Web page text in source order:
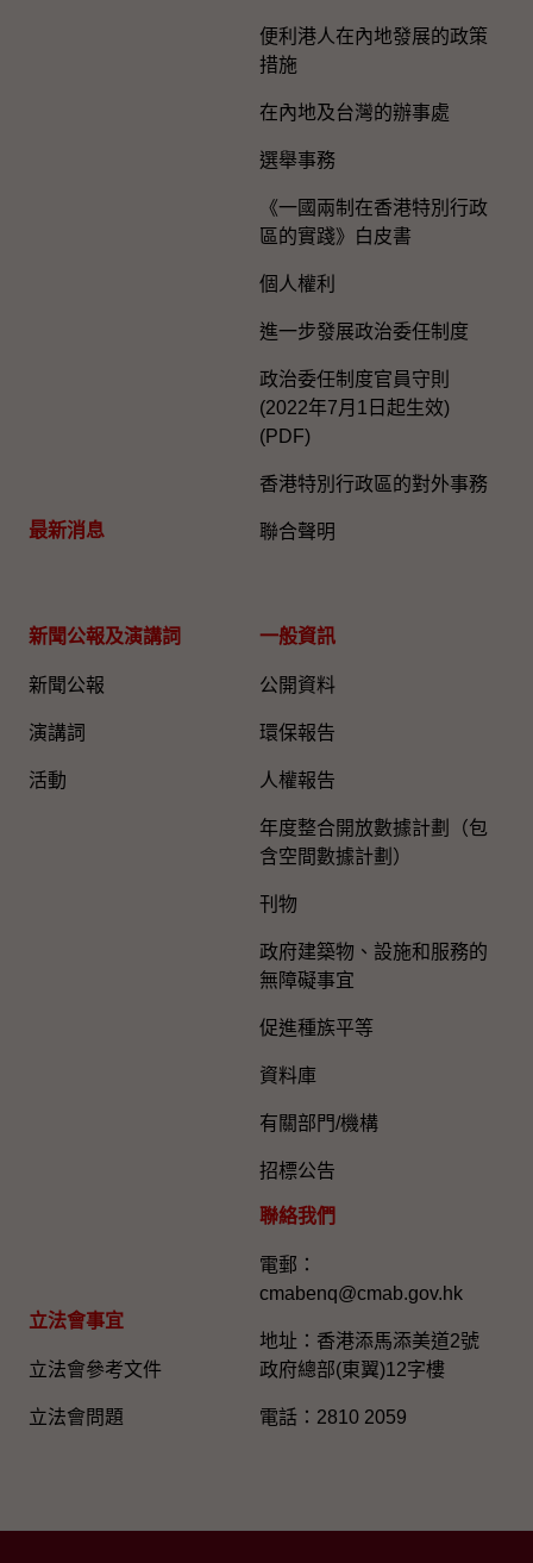
最新消息
便利港人在內地發展的政策
措施
在內地及台灣的辦事處
選舉事務
《一國兩制在香港特別行政
區的實踐》白皮書
個人權利
進一步發展政治委任制度
政治委任制度官員守則
(2022年7月1日起生效)
(PDF)
香港特別行政區的對外事務
聯合聲明
新聞公報及演講詞
新聞公報
演講詞
活動
立法會事宜
立法會參考文件
立法會問題
一般資訊​
公開資料
環保報告
人權報告
年度整合開放數據計劃（包
含空間數據計劃）
刊物
政府建築物、設施和服務的
無障礙事宜
促進種族平等
資料庫
有關部門/機構
招標公告
聯絡我們
電郵：
cmabenq@cmab.gov.hk​
地址：香港添馬添美道2號
政府總部(東翼)12字樓
電話：2810 2059